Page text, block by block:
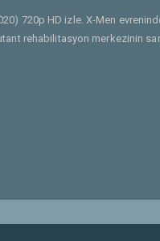
720p HD izle. X-Men
rehabilitasyon merkezinin